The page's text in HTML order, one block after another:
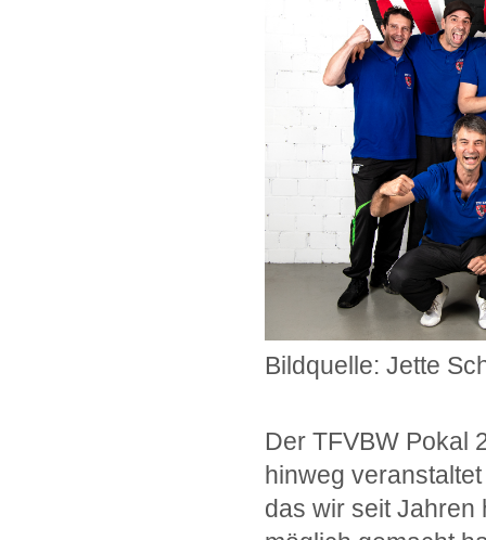
Bildquelle: Jette
Der TFVBW Pokal
hinweg
das wir seit Jahren